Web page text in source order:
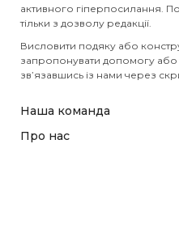
активного гіперпосилання.
тільки з дозволу редакції.
Висловити подяку або
запропонувати допомогу або
зв’язавшись із нами через
Наша команда
Про нас